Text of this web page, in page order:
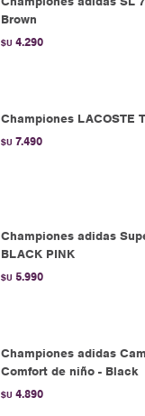
Brown
$U 4.290
Championes LACOSTE
$U 7.490
Championes adidas
BLACK PINK
$U 5.990
Championes adidas
Comfort de niño - Black
$U 4.890